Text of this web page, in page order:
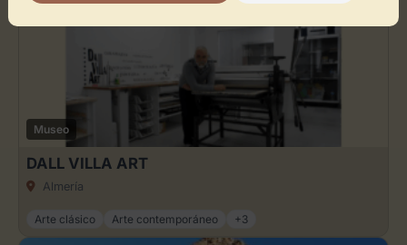
Museo
DALL VILLA ART
Almería
Arte clásico Arte contemporáneo +3